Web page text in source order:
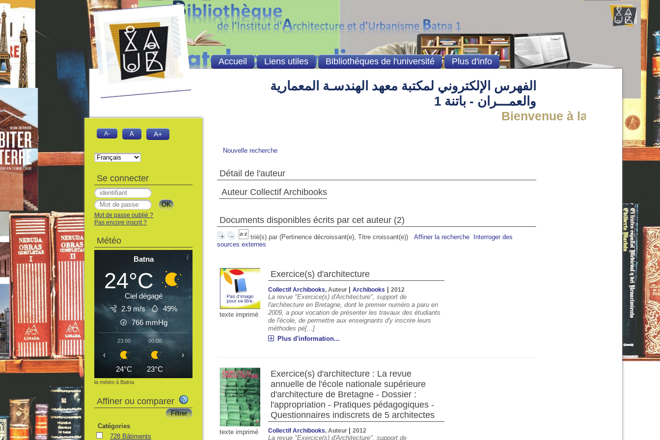
الفهرس الإلكتروني لمكتبة معهد الهندسـة المعمارية
والعمـــران - باتنة 1
Bienvenue à la
Nouvelle recherche
Détail de l'auteur
Auteur Collectif Archibooks
Documents disponibles écrits par cet auteur (2)
trié(s) par (Pertinence décroissant(e), Titre croissant(e)) Affiner la recherche
Interroger des
sources externes
texte imprimé
Exercice(s) d'architecture
Collectif Archibooks, Auteur |Archibooks |2012
La revue "Exercice(s) d'Architecture", support de
l'architecture en Bretagne, dont le premier numéro a paru en
2009, a pour vocation de présenter les travaux des étudiants
de l'école, de permettre aux enseignants d'y inscrire leurs
méthodes pé[...]
Plus d'information...
texte imprimé
Exercice(s) d'architecture : La revue
annuelle de l'école nationale supérieure
d'architecture de Bretagne - Dossier :
l'appropriation - Pratiques pédagogiques -
Questionnaires indiscrets de 5 architectes
Collectif Archibooks, Auteur |2012
La revue "Exercice(s) d'Architecture", support de
Accueil Liens utiles Bibliothéques de l'université Plus d'info
A- A A+
Se connecter
Mot de passe oublié ?
Pas encore inscrit ?
Météo
Batna
24°C
Ciel dégagé
2.9 m/s
49%
766 mmHg
23:00
24°C
00:00
23°C
01:00
22°C 21°C
04:00
21°C
05:00
21°C
06:00
21°C 23°C
16:00
‹ ›
la météo à Batna
Affiner ou comparer
Catégories
728 Bâtiments